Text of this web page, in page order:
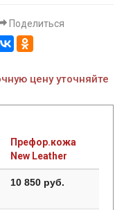
Поделиться
цену уточняйте
Префор.кожа
New Leather
10 850 руб.